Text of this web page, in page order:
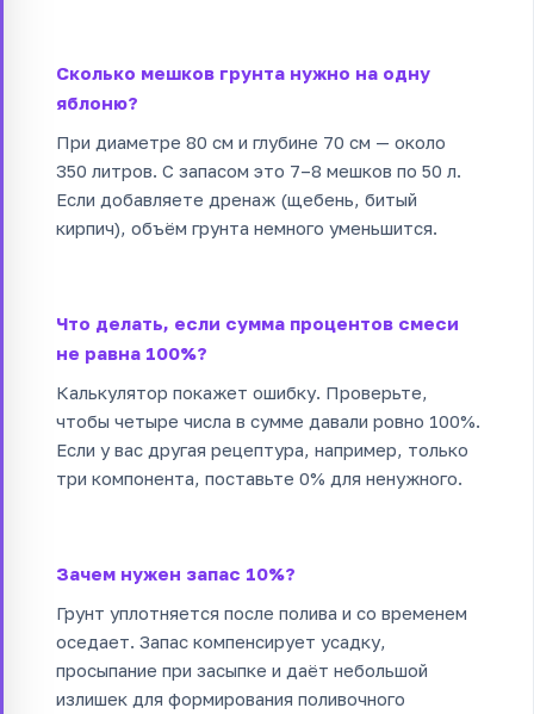
Сколько мешков грунта нужно на одну
яблоню?
При диаметре 80 см и глубине 70 см — около
350 литров. С запасом это 7–8 мешков по 50 л.
Если добавляете дренаж (щебень, битый
кирпич), объём грунта немного уменьшится.
Что делать, если сумма процентов смеси
не равна 100%?
Калькулятор покажет ошибку. Проверьте,
чтобы четыре числа в сумме давали ровно 100%.
Если у вас другая рецептура, например, только
три компонента, поставьте 0% для ненужного.
Зачем нужен запас 10%?
Грунт уплотняется после полива и со временем
оседает. Запас компенсирует усадку,
просыпание при засыпке и даёт небольшой
излишек для формирования поливочного